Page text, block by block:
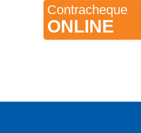
Contracheque
ONLINE